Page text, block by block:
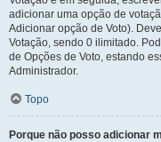
adicionar uma opção de
Adicionar opção de Voto).
Votação, sendo 0 ilimitado.
de Opções de Voto, estando
Administrador.
Topo
Porque não posso adicionar